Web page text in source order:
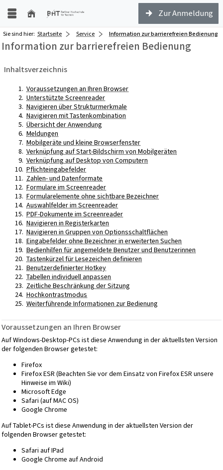
Zur Anmeldung
Sie sind hier: Startseite Service Information zur barrierefreien Bedienung
Information zur barrierefreien Bedienung
Inhaltsverzeichnis
Voraussetzungen an Ihren Browser
Unterstützte Screenreader
Navigieren über Strukturmerkmale
Navigieren mit Tastenkombination
Übersicht der Anwendung
Meldungen
Mobilgeräte und kleine Browserfenster
Verknüpfung auf Start-Bildschirm von Mobilgeräten
Verknüpfung auf Desktop von Computern
Pflichteingabefelder
Zahlen- und Datenformate
Formulare im Screenreader
Formularelemente ohne sichtbare Bezeichner
Auswahlfelder im Screenreader
PDF-Dokumente im Screenreader
Navigieren in Registerkarten
Navigieren in Gruppen von Optionsschaltflächen
Eingabefelder ohne Bezeichner in erweiterten Suchen
Bedienhilfen für angemeldete Benutzer und Benutzerinnen
Tastenkürzel für Lesezeichen definieren
Benutzerdefinierter Hotkey
Tabellen individuell anpassen
Zeitliche Beschränkung der Sitzung
Hochkontrastmodus
Weiterführende Informationen zur Bedienung
Voraussetzungen an Ihren Browser
Auf Windows-Desktop-PCs ist diese Anwendung in der aktuellsten Version
der folgenden Browser getestet:
Firefox
Firefox ESR (Beachten Sie vor dem Einsatz von Firefox ESR unsere
Hinweise im Wiki)
Microsoft Edge
Safari (auf MAC OS)
Google Chrome
Auf Tablet-PCs ist diese Anwendung in der aktuellsten Version der
folgenden Browser getestet:
Safari auf IPad
Google Chrome auf Android